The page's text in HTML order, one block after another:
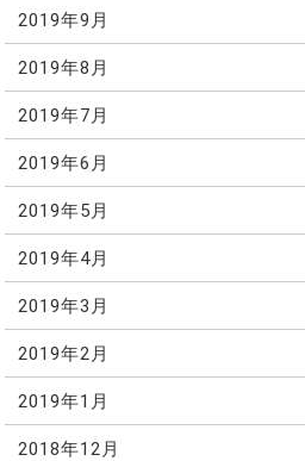
2019年9月
2019年8月
2019年7月
2019年6月
2019年5月
2019年4月
2019年3月
2019年2月
2019年1月
2018年12月